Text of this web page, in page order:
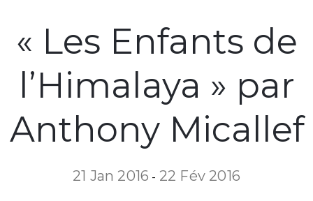
« Les Enfants de
l’Himalaya » par
Anthony Micallef
21 Jan 2016 - 22 Fév 2016